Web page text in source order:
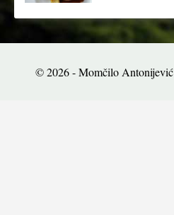
© 2026 - Momčilo Antonijević